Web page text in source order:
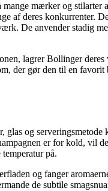
mærker og
af deres konkurrenter.
De anvender stadig
lagrer Bollinger
der gør den til en
og
er for kold, vil
på.
og fanger
de subtile